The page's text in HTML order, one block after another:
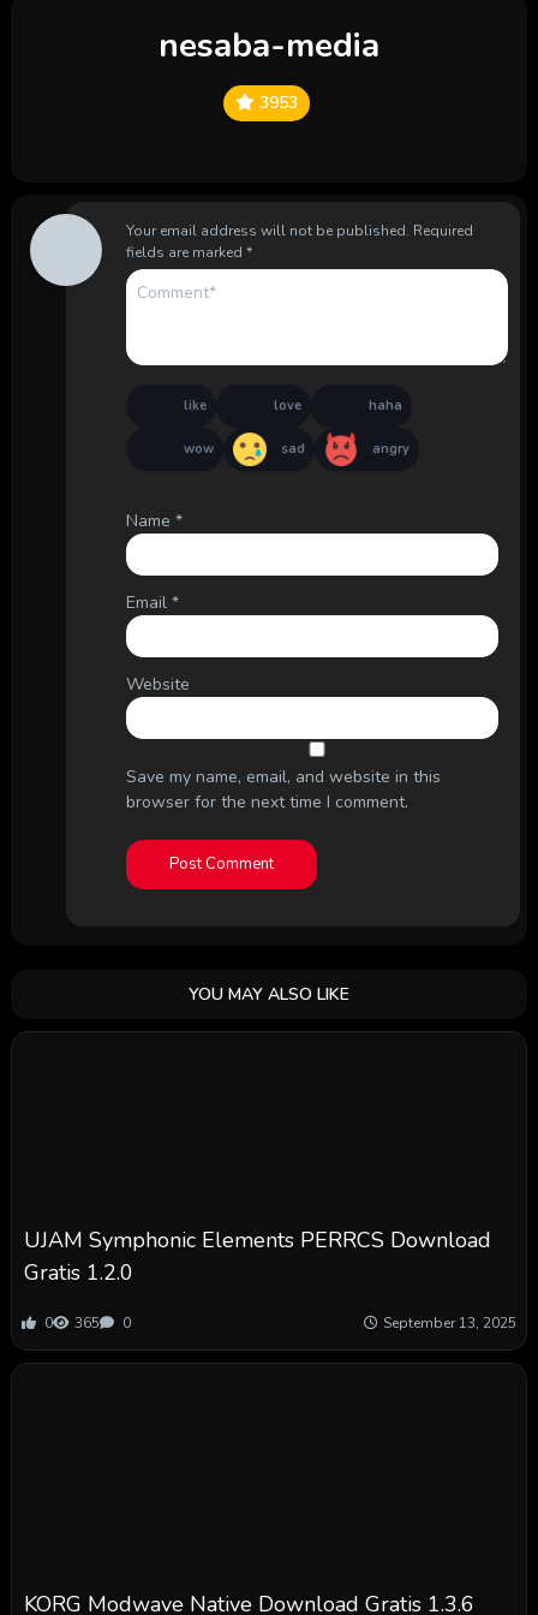
nesaba-media
3953
Your email address will not be published. Required
fields are marked *
like love haha
wow sad angry
Name *
Email *
Website
Save my name, email, and website in this
browser for the next time I comment.
YOU MAY ALSO LIKE
UJAM Symphonic Elements PERRCS Download
Gratis 1.2.0
0 365 0 September 13, 2025
KORG Modwave Native Download Gratis 1.3.6